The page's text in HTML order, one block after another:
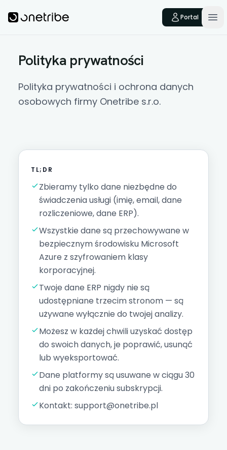
Onetribe
Portal
Polityka prywatności
Polityka prywatności i ochrona danych
osobowych firmy Onetribe s.r.o.
TL;DR
Zbieramy tylko dane niezbędne do
świadczenia usługi (imię, email, dane
rozliczeniowe, dane ERP).
Wszystkie dane są przechowywane w
bezpiecznym środowisku Microsoft
Azure z szyfrowaniem klasy
korporacyjnej.
Twoje dane ERP nigdy nie są
udostępniane trzecim stronom — są
używane wyłącznie do twojej analizy.
Możesz w każdej chwili uzyskać dostęp
do swoich danych, je poprawić, usunąć
lub wyeksportować.
Dane platformy są usuwane w ciągu 30
dni po zakończeniu subskrypcji.
Kontakt: support@onetribe.pl